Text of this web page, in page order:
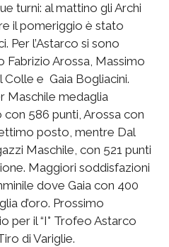
turni: al mattino gli Archi
il pomeriggio è stato
Per l’Astarco si sono
Fabrizio Arossa, Massimo
e Gaia Bogliacini.
Maschile medaglia
586 punti, Arossa con
posto, mentre Dal
Maschile, con 521 punti
Maggiori soddisfazioni
dove Gaia con 400
d’oro. Prossimo
per il “I° Trofeo Astarco
di Variglie.